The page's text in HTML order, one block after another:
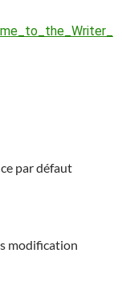
par défaut
modification